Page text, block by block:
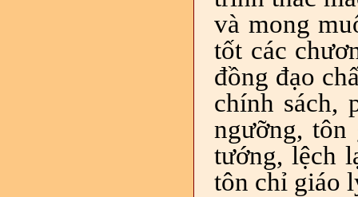
và mong
tốt các
đồng đạo
chính sách,
ngưỡng, tôn
tướng, lệch
tôn chỉ giáo